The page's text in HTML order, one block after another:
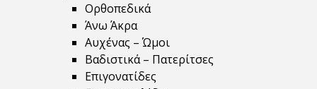
Ορθοπεδικά
Άνω Άκρα
Αυχένας – Ώμοι
Βαδιστικά – Πατερίτσες
Επιγονατίδες